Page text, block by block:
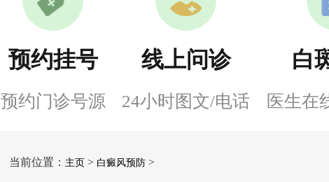
预约挂号
预约门诊号源
线上问诊
24小时图文/电话
白
医生在
当前位置： 主页> 白癜风预防>